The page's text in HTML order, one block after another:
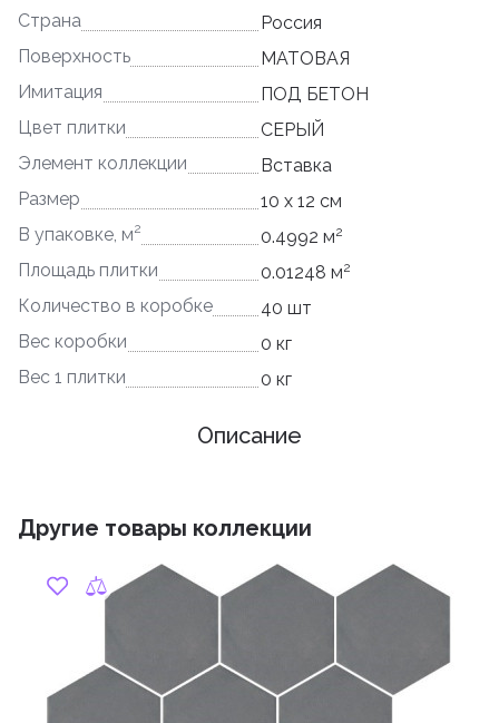
Страна
Россия
Поверхность
МАТОВАЯ
Имитация
ПОД БЕТОН
Цвет плитки
СЕРЫЙ
Элемент коллекции
Вставка
Размер
10 x 12 см
В упаковке, м2 0.4992 м2
Площадь плитки 0.01248 м2
Количество в коробке
40 шт
Вес коробки
0 кг
Вес 1 плитки
0 кг
Описание
Другие товары коллекции